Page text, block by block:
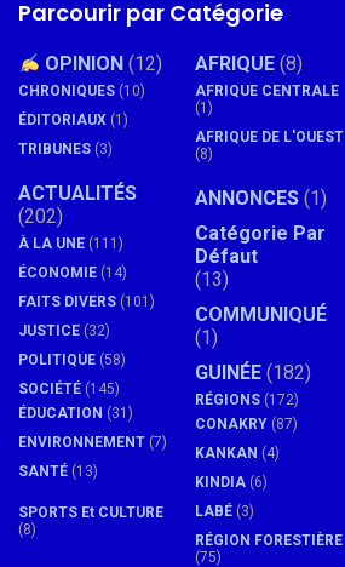
Parcourir par Catégorie
OPINION (12)
CHRONIQUES (10)
ÉDITORIAUX (1)
TRIBUNES (3)
ACTUALITÉS
(202)
À LA UNE (111)
ÉCONOMIE (14)
FAITS DIVERS (101)
JUSTICE (32)
POLITIQUE (58)
SOCIÉTÉ (145)
ÉDUCATION (31)
ENVIRONNEMENT (7)
SANTÉ (13)
SPORTS Et CULTURE
(8)
AFRIQUE (8)
AFRIQUE CENTRALE
(1)
AFRIQUE DE L'OUEST
(8)
ANNONCES (1)
Catégorie Par
Défaut
(13)
COMMUNIQUÉ
(1)
GUINÉE (182)
RÉGIONS (172)
CONAKRY (87)
KANKAN (4)
KINDIA (6)
LABÉ (3)
RÉGION FORESTIÈRE
(75)